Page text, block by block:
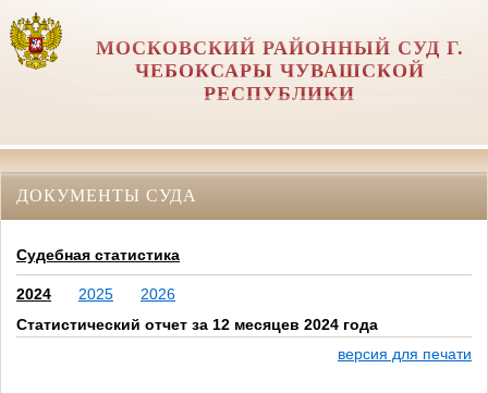
МОСКОВСКИЙ РАЙОННЫЙ СУД Г.
ЧЕБОКСАРЫ ЧУВАШСКОЙ
РЕСПУБЛИКИ
ДОКУМЕНТЫ СУДА
Cудебная статистика
2024 2025
2026
Cтатистический отчет за 12 месяцев 2024 года
версия для печати